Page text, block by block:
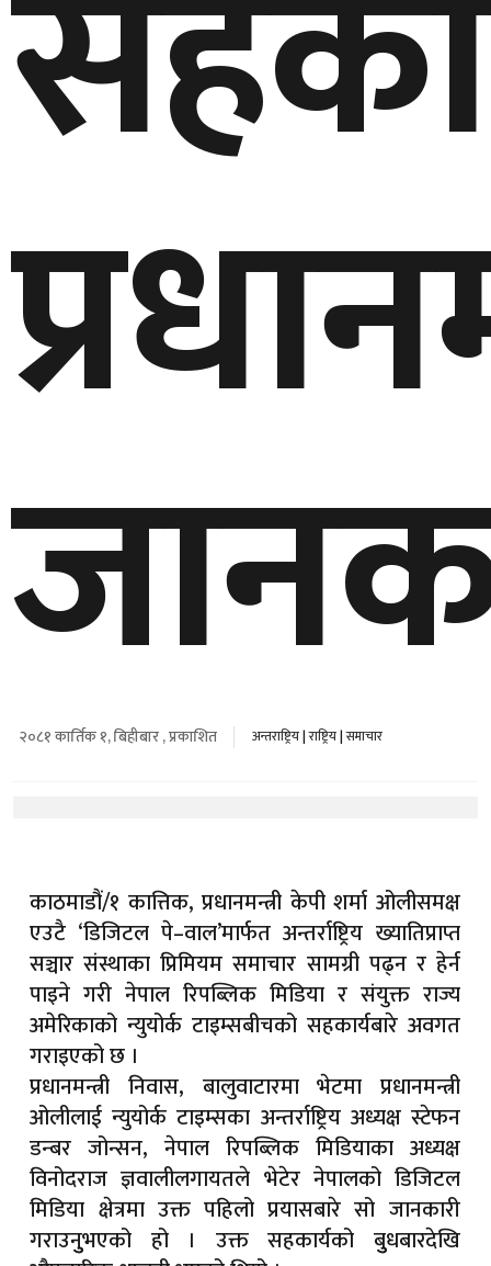
सामाजिक सद्भाव जोगाऔँ, विभाजनको राजनीति असफल बनाऔँ
कप्तानगञ्जसहित तराईका जिल्लामा देखिएको तनावप्रति उद्योग वाणिज्य
जापानको शक्तिशाली भूकम्पमा मृत्यु हुनेको संख्या ३४ पुग्यो, उद्धार कार्य
सुकुम्बासी बस्तीका बालबालिकाको शिक्षामा अवरोध हुन दिँदैनौँ :
ब्रड पिकमा भीषण हिमपहिरो : निर्मल ‘निम्स’ पुर्जासहित १० सदस्यीय
देवानगञ्ज घटनाः पीडित परिवार र सरकारबीच ६ बुँदे सहमति
साउन १५ मा खीर खाने परम्परा : संस्कृति, स्वास्थ्य र धार्मिक विश्वासको
मानसिक स्वास्थ्यलाई शिक्षा नीतिको प्राथमिकतामा राख्न मन्त्री
पर्सा प्रशासनद्वारा वीरगञ्जमा निषेधाज्ञा जारी
आज विश्वभर अन्तर्राष्ट्रिय मित्रता दिवस मनाइँदै, मित्रताको महत्व स्मरण
नेपालमा पाटेबाघको संख्या ४२९ पुग्यो, चितवनमा सबैभन्दा धेरै १४५ बाघ
विश्वकप लिग–२ मा नेपालको चुनौती आज नेदरल्याण्ड्सविरुद्ध, हारको
नारायणी अस्पताल घटनाको विरोधमा देशभरका अस्पतालमा सेवा
मेनपावर कम्पनीबाट ठगिएकालाई २४ लाख क्षतिपूर्ति
कांग्रेस इतर समूहको राष्ट्रिय भेलाका लागि १० नेतालाई तोकियो जिम्मेवारी
नेपाल प्रेस युनियनको १०औँ संघीय महाधिवेशन असोज १७–१८ मा
मुग्लिन–नारायणगढ सडकमा तेस्रोपटक पहिरो, यातायात पुनः अवरुद्ध
दक्षिण जापानमा ७.१ म्याग्निच्युडको भूकम्प
नेपाली कांग्रेसका वरिष्ठ नेता गोपालमान श्रेष्ठको निधन, बुधबार पार्टी
उज्यालो नेपाल पार्टीको निष्कर्ष: सुशासन, हरित विकास र आर्थिक
२०८१ कार्तिक १, बिहीबार , प्रकाशित अन्तराष्ट्रिय|राष्ट्रिय|समाचार
काठमाडौं/१ कात्तिक, प्रधानमन्त्री केपी शर्मा ओलीसमक्ष
एउटै ‘डिजिटल पे–वाल’मार्फत अन्तर्राष्ट्रिय ख्यातिप्राप्त
सञ्चार संस्थाका प्रिमियम समाचार सामग्री पढ्न र हेर्न
पाइने गरी नेपाल रिपब्लिक मिडिया र संयुक्त राज्य
अमेरिकाको न्युयोर्क टाइम्सबीचको सहकार्यबारे अवगत
गराइएको छ ।
प्रधानमन्त्री निवास, बालुवाटारमा भेटमा प्रधानमन्त्री
ओलीलाई न्युयोर्क टाइम्सका अन्तर्राष्ट्रिय अध्यक्ष स्टेफन
डन्बर जोन्सन, नेपाल रिपब्लिक मिडियाका अध्यक्ष
विनोदराज ज्ञवालीलगायतले भेटेर नेपालको डिजिटल
मिडिया क्षेत्रमा उक्त पहिलो प्रयासबारे सो जानकारी
गराउनुुभएको हो । उक्त सहकार्यको बुुधबारदेखि